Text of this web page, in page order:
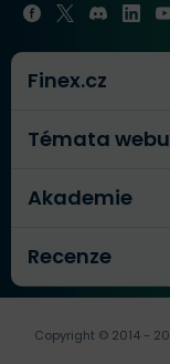
Finex.cz
Témata webu
Akademie
Recenze
Copyright © 2014 -